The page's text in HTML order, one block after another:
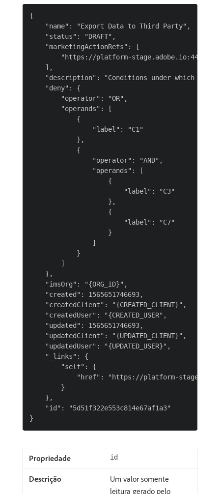
{
    "name": "Export Data to Third Party",
    "status": "DRAFT",
    "marketingActionRefs": [
"https://platform-stage.adobe.io:443/
    ],
"description": "Conditions under which data
    "deny": {
        "operator": "OR",
        "operands": [
            {
                "label": "C1"
            },
            {
                "operator": "AND",
                "operands": [
                    {
                        "label": "C3"
                    },
                    {
                        "label": "C7"
                    }
                ]
            }
        ]
    },
    "imsOrg": "{ORG_ID}",
    "created": 1565651746693,
    "createdClient": "{CREATED_CLIENT}",
    "createdUser": "{CREATED_USER",
    "updated": 1565651746693,
    "updatedClient": "{UPDATED_CLIENT}",
    "updatedUser": "{UPDATED_USER}",
    "_links": {
        "self": {
"href": "https://platform-
        }
    },
    "id": "5d51f322e553c814e67af1a3"
id
Um valor somente
leitura gerado pelo